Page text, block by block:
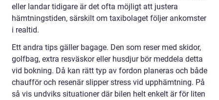
eller landar tidigare är det ofta möjligt att justera
hämtningstiden, särskilt om taxibolaget följer ankomster
i realtid.
Ett andra tips gäller bagage. Den som reser med skidor,
golfbag, extra resväskor eller husdjur bör meddela detta
vid bokning. Då kan rätt typ av fordon planeras och både
chaufför och resenär slipper stress vid upphämtning. På
så vis undviks situationer där bilen helt enkelt är för liten